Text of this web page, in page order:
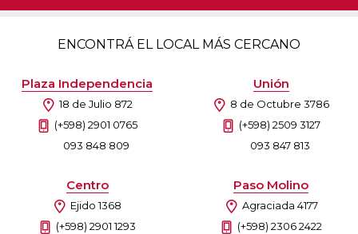
ENCONTRÁ EL LOCAL MÁS CERCANO
Plaza Independencia
18 de Julio 872
(+598) 2901 0765
093 848 809
Unión
8 de Octubre 3786
(+598) 2509 3127
093 847 813
Centro
Ejido 1368
(+598) 2901 1293
Paso Molino
Agraciada 4177
(+598) 2306 2422